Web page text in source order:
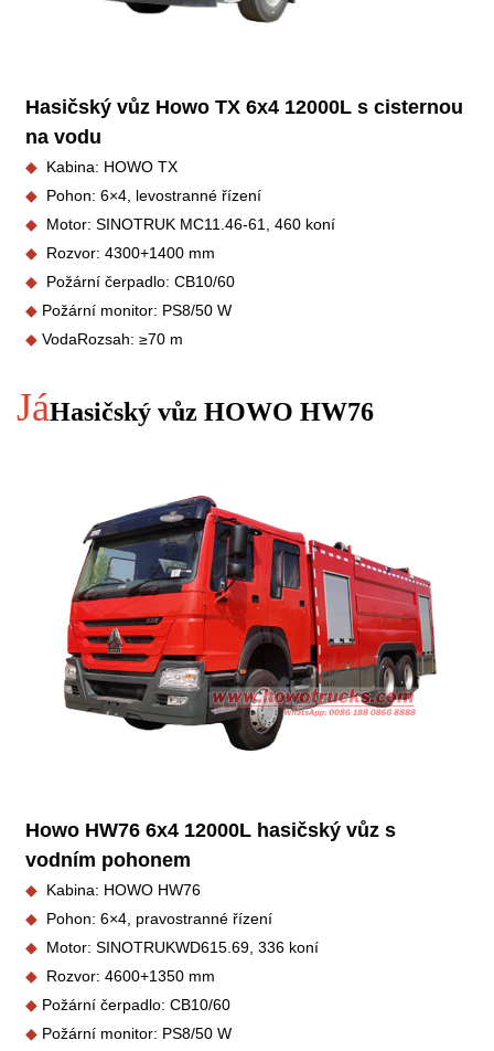
Hasičský vůz Howo TX 6x4 12000L s cisternou
na vodu
◆ Kabina: HOWO TX
◆ Pohon: 6×4, levostranné řízení
◆ Motor: SINOTRUK MC11.46-61, 460 koní
◆ Rozvor: 4300+1400 mm
◆ Požární čerpadlo: CB10/60
◆ Požární monitor: PS8/50 W
◆ VodaRozsah:≥70 m
JáHasičský vůz HOWO HW76
Howo HW76 6x4 12000L hasičský vůz s
vodním pohonem
◆ Kabina: HOWO HW76
◆ Pohon: 6×4, pravostranné řízení
◆ Motor: SINOTRUKWD615.69, 336 koní
◆ Rozvor: 4600+1350 mm
◆ Požární čerpadlo: CB10/60
◆ Požární monitor: PS8/50 W